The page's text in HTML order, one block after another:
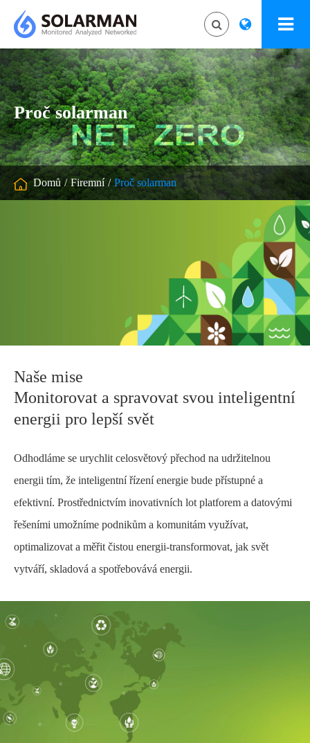
Domů Firemní Proč solarman
Proč solarman
Naše mise
Monitorovat a spravovat svou inteligentní
energii pro lepší svět
Odhodláme se urychlit celosvětový přechod na udržitelnou
energii tím, že inteligentní řízení energie bude přístupné a
efektivní. Prostřednictvím inovativních lot platforem a datovými
řešeními umožníme podnikům a komunitám využívat,
optimalizovat a měřit čistou energii-transformovat, jak svět
vytváří, skladová a spotřebovává energii.